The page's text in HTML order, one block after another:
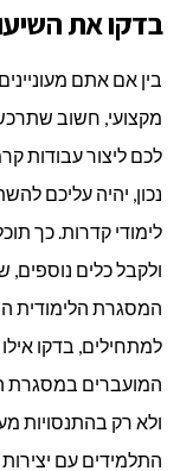
בדקו את
בין אם אתם
מקצועי, חשוב
לכם ליצור עבודות
נכון, יהיה עליכם
לימודי קדרות. כך
ולקבל כלים
המסגרת הלימודית
למתחילים, בדקו
המועברים במסגרת
ולא רק בהתנסויות
התלמידים עם